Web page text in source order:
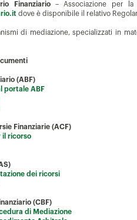
Finanziario– Associazione per la
dove è disponibile il relativo
di mediazione, specializzati in
(ABF)
portale ABF
Finanziarie (ACF)
il ricorso
dei ricorsi
(CBF)
di Mediazione